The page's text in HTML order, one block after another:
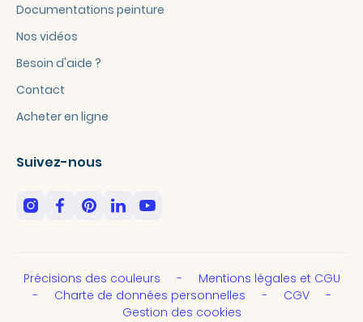
Documentations peinture
Nos vidéos
Besoin d'aide ?
Contact
Acheter en ligne
Suivez-nous
Précisions des couleurs
Mentions légales et CGU
Charte de données personnelles
CGV
Gestion des cookies